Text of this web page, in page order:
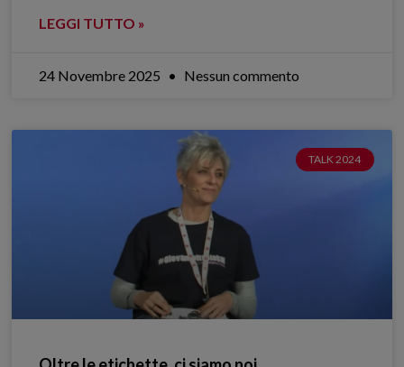
LEGGI TUTTO »
24 Novembre 2025 Nessun commento
TALK 2024